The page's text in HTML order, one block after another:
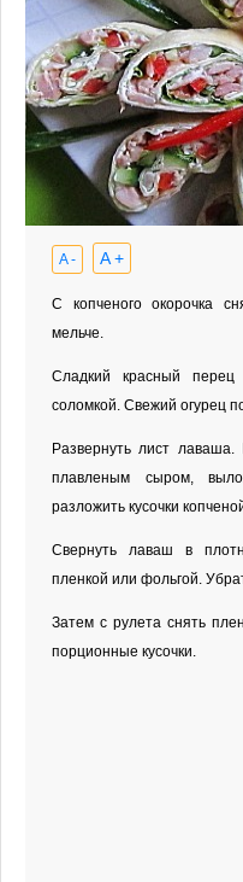
A - A +
С копченого окорочка
мельче.
Сладкий красный перец
соломкой. Свежий огурец
Развернуть лист
плавленым сыром,
разложить кусочки
Свернуть лаваш в
пленкой или фольгой.
Затем с рулета снять
порционные кусочки.